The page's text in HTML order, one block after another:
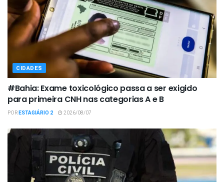
CIDADES
#Bahia: Exame toxicológico passa a ser exigido
para primeira CNH nas categorias A e B
PORESTAGIÁRIO 2 2026/08/07